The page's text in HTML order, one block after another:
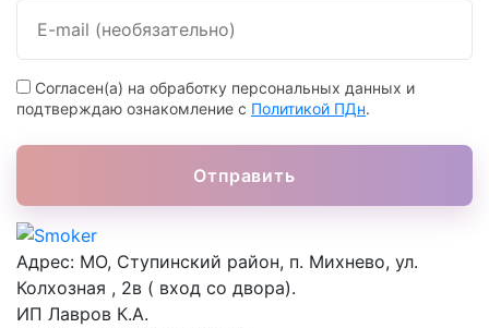
Согласен(а) на обработку персональных данных и
подтверждаю ознакомление с Политикой ПДн.
Отправить
Адрес: МО, Ступинский район, п. Михнево, ул.
Колхозная , 2в ( вход со двора).
ИП Лавров К.А.